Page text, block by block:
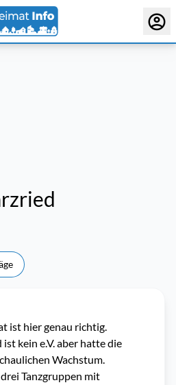
ist hier genau richtig.
kein e.V. aber hatte die
Wachstum.
Tanzgruppen mit